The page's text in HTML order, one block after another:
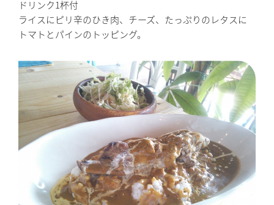
ドリンク1杯付
ライスにピリ辛のひき肉、チーズ、たっぷりのレタスに
トマトとパインのトッピング。